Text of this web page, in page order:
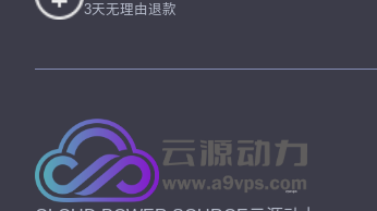
3天无理由退款